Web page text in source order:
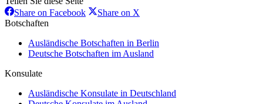
Share on FacebookShareShare on X
Botschaften
Ausländische Botschaften in Berlin
Deutsche Botschaften im Ausland
Konsulate
Ausländische Konsulate in Deutschland